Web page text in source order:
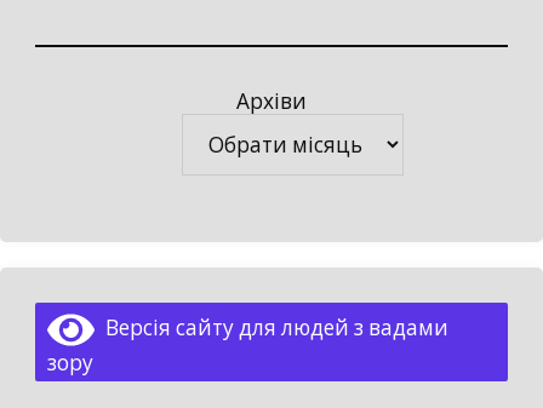
Архіви
Версія сайту для людей з вадами
зору